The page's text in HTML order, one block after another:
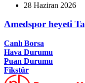
28 Haziran 2026
Amedspor heyeti
Canlı Borsa
Hava Durumu
Puan Durumu
Fikstür